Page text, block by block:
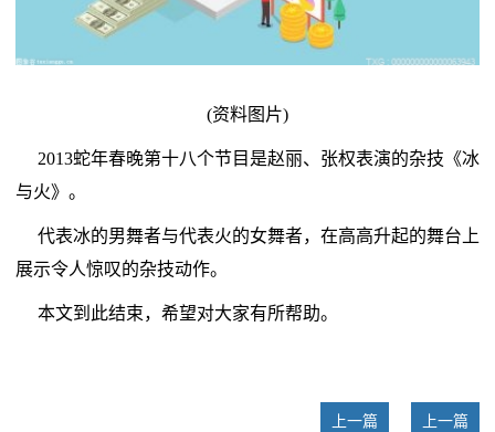
(资料图片)
2013蛇年春晚第十八个节目是赵丽、张权表演的杂技《冰
与火》。
代表冰的男舞者与代表火的女舞者，在高高升起的舞台上
展示令人惊叹的杂技动作。
本文到此结束，希望对大家有所帮助。
上一篇 上一篇